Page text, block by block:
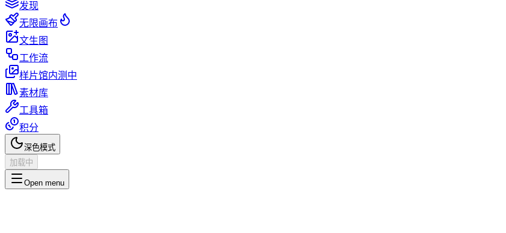
发现
无限画布
文生图
工作流
样片馆内测中
素材库
工具箱
积分
深色模式
加载中
Open menu